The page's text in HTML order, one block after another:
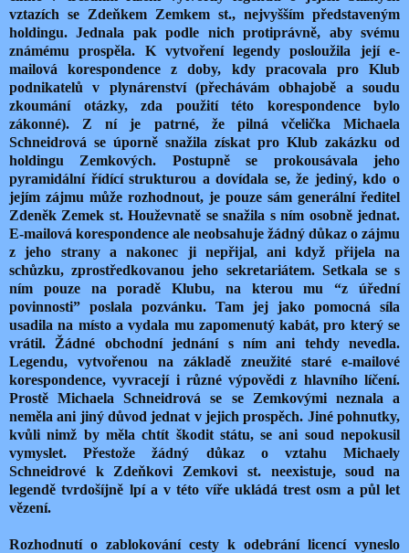
vztazích se Zdeňkem Zemkem st., nejvyšším představeným
holdingu. Jednala pak podle nich protiprávně, aby svému
známému prospěla. K vytvoření legendy posloužila její e-
mailová korespondence z doby, kdy pracovala pro Klub
podnikatelů v plynárenství (přechávám obhajobě a soudu
zkoumání otázky, zda použití této korespondence bylo
zákonné). Z ní je patrné, že pilná včelička Michaela
Schneidrová se úporně snažila získat pro Klub zakázku od
holdingu Zemkových. Postupně se prokousávala jeho
pyramidální řídící strukturou a dovídala se, že jediný, kdo o
jejím zájmu může rozhodnout, je pouze sám generální ředitel
Zdeněk Zemek st. Houževnatě se snažila s ním osobně jednat.
E-mailová korespondence ale neobsahuje žádný důkaz o zájmu
z jeho strany a nakonec ji nepřijal, ani když přijela na
schůzku, zprostředkovanou jeho sekretariátem. Setkala se s
ním pouze na poradě Klubu, na kterou mu “z úřední
povinnosti” poslala pozvánku. Tam jej jako pomocná síla
usadila na místo a vydala mu zapomenutý kabát, pro který se
vrátil. Žádné obchodní jednání s ním ani tehdy nevedla.
Legendu, vytvořenou na základě zneužité staré e-mailové
korespondence, vyvracejí i různé výpovědi z hlavního líčení.
Prostě Michaela Schneidrová se se Zemkovými neznala a
neměla ani jiný důvod jednat v jejich prospěch. Jiné pohnutky,
kvůli nimž by měla chtít škodit státu, se ani soud nepokusil
vymyslet. Přestože žádný důkaz o vztahu Michaely
Schneidrové k Zdeňkovi Zemkovi st. neexistuje, soud na
legendě tvrdošíjně lpí a v této víře ukládá trest osm a půl let
vězení.
Rozhodnutí o zablokování cesty k odebrání licencí vyneslo